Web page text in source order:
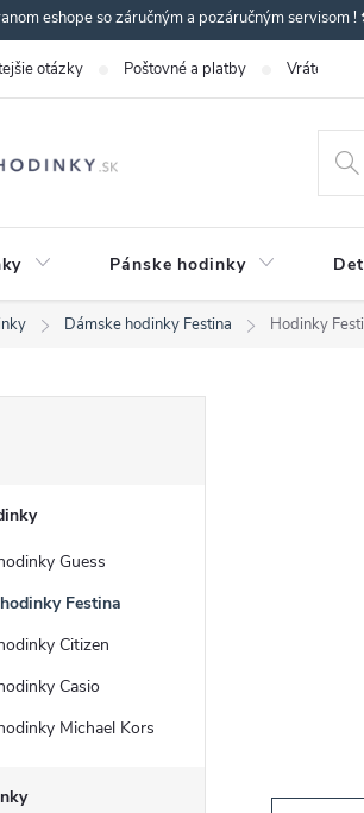
eshope so záručným a pozáručným servisom
otázky Poštovné a platby Vrátenie-
Pánske hodinky
Dámske hodinky Festina Hodinky
Guess
Festina
Citizen
Casio
Michael Kors